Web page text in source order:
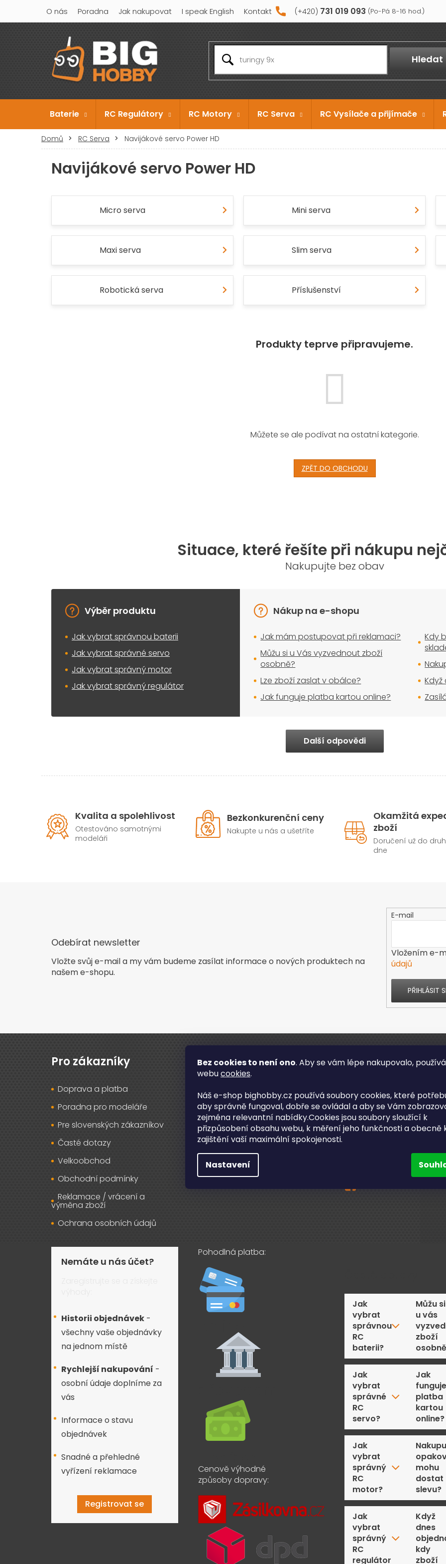
Bez cookies to není ono. Aby se vám lépe nakupovalo,
webucookies.
Náš e-shop bighobby.cz používá soubory cookies, které
aby správně fungoval, dobře se ovládal a aby se Vám
zejména relevantní nabídky.Cookies jsou soubory sloužící k
přizpůsobení obsahu webu, k měření jeho funkčnosti a obecně
zajištění vaší maximální spokojenosti.
Nastavení
obsah
731 019 093
O nás Poradna Jak nakupovat I speak English Kontakt
Hledat
Baterie RC Regulátory RC Motory RC Serva RC Vysílače a přijímače
Domů RC Serva Navijákové servo Power HD
Navijákové servo Power HD
Micro serva Mini serva
Maxi serva Slim serva
Robotická serva Příslušenství
Produkty teprve připravujeme.
Můžete se ale podívat na ostatní kategorie.
ZPĚT DO OBCHODU
Situace, které řešíte při nákupu
Nakupujte bez obav
Výběr produktu
Jak vybrat správnou baterii
Jak vybrat správné servo
Jak vybrat správný motor
Jak vybrat správný regulátor
Nákup na e-shopu
Jak mám postupovat při reklamaci?
Můžu si u Vás vyzvednout zboží
osobně?
Lze zboží zaslat v obálce?
Jak funguje platba kartou online?
Kdy
Další odpovědi
Kvalita a spolehlivost
Otestováno samotnými
modeláři
Bezkonkurenční ceny
Nakupte u nás a ušetříte
Okamžitá
zboží
Doručení už do
dne
Odebírat newsletter
Vložte svůj e-mail a my vám budeme zasílat informace o nových produktech na
našem e-shopu.
E-mail
Vložením e-
údajů
PŘIHLÁSIT
Pro zákazníky
Doprava a platba
Poradna pro modeláře
Pre slovenských zákazníkov
Časté dotazy
Velkoobchod
Obchodní podmínky
Reklamace / vrácení a
výměna zboží
Ochrana osobních údajů
O nás
O nás
Recenze obchodu
Záruční a pozáruční servis
Osobní odběr v Lanškrouně
Kontakty
Kontakt
info@bighobby.cz
731 019 093
Sledujte nás na
Nemáte u nás účet?
Historii objednávek -
všechny vaše objednávky
na jednom místě
Rychlejší nakupování -
osobní údaje doplníme za
vás
Informace o stavu
objednávek
Snadné a přehledné
vyřízení reklamace
Registrovat se
Pohodlná platba:
Cenově výhodné
způsoby dopravy:
Jak
vybrat
správnou
RC
baterii?
Jak
vybrat
správné
RC
servo?
Jak
vybrat
správný
RC
motor?
Jak
vybrat
správný
RC
regulátor
Můžu si
u vás
zboží
Jak
funguje
platba
kartou
online?
mohu
dostat
slevu?
Když
dnes
kdy
zboží